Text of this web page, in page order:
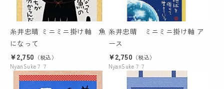
糸井忠晴 ミニミニ掛け軸 魚
になって
¥2,750 （税込）
NyanSuke７７
糸井忠晴 ミニミニ掛け軸 ア
ース
¥2,750 （税込）
NyanSuke７７